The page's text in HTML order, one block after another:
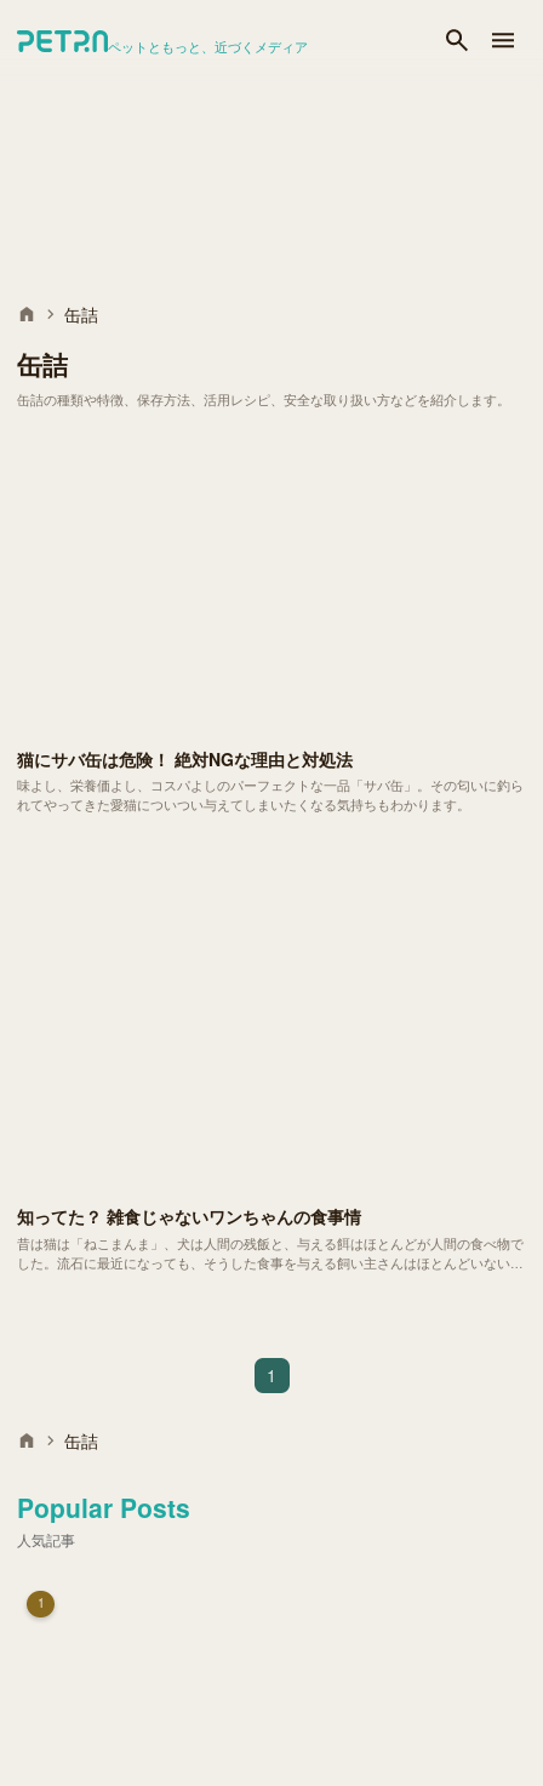
ペットともっと、近づくメディア
缶詰
缶詰
缶詰の種類や特徴、保存方法、活用レシピ、安全な取り扱い方などを紹介します。
猫にサバ缶は危険！ 絶対NGな理由と対処法
味よし、栄養価よし、コスパよしのパーフェクトな一品「サバ缶」。その匂いに釣ら
れてやってきた愛猫についつい与えてしまいたくなる気持ちもわかります。
知ってた？ 雑食じゃないワンちゃんの食事情
昔は猫は「ねこまんま」、犬は人間の残飯と、与える餌はほとんどが人間の食べ物で
した。流石に最近になっても、そうした食事を与える飼い主さんはほとんどいないで
1
缶詰
Popular Posts
人気記事
1